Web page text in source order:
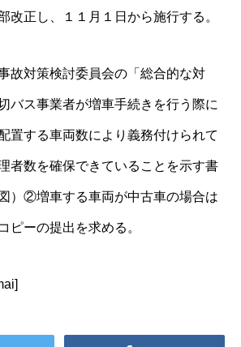
改正し、１１月１日から施行する。
故対策検討委員会の「総合的な対
バス事業者が増車手続きを行う際に
置する車両数により義務付けられて
者数を確保できていることを示す書
）②増車する車両が中古車の場合は
ピーの提出を求める。